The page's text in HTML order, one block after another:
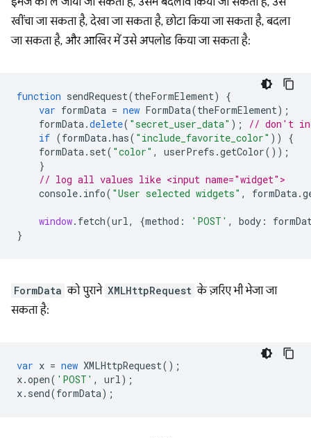
खींचा जा सकता है, देखा जा सकता है, छोटा किया जा सकता है, बदला
जा सकता है, और आखिर में उसे अपलोड किया जा सकता है:
function sendRequest(theFormElement)
{
var formData = new FormData(theFormElement);
formData.delete( "secret_user_data" );
// don't
if (formData.has( "include_favorite_color" ))
{
formData. set( "color" , userPrefs .getColor());
}
// log all values like <input name="widget">
console. info( "User selected widgets" , formData.
window. fetch(url, {method : 'POST' , body :
}
FormData को पुराने XMLHttpRequest के ज़रिए भी भेजा जा
सकता है:
var x = new XMLHttpRequest();
x.open( 'POST' , url);
x. send(formData);